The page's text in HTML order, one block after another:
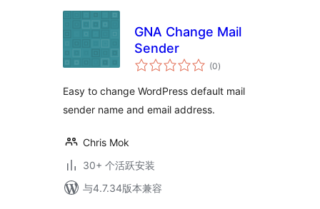
GNA Change Mail
Sender
(0总
评)
Easy to change WordPress default mail
sender name and email address.
Chris Mok
30+ 个活跃安装
与4.7.34版本兼容